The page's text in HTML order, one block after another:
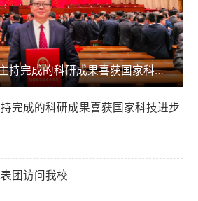
重磅！张立峰校长主持完成的科研成果喜获国家科技进步二等奖
完成的科研成果喜获国家科技进步
团访问我校